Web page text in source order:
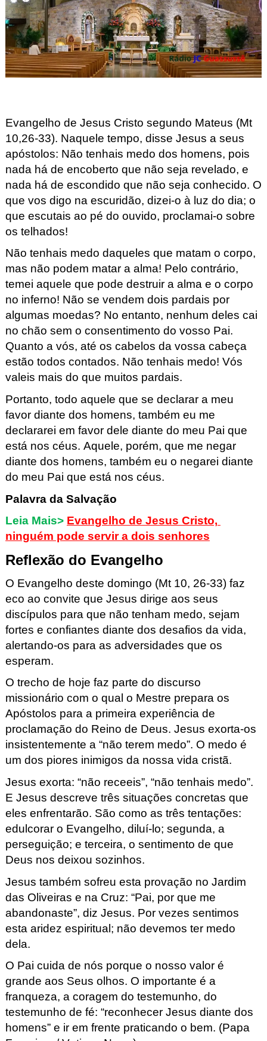
Evangelho de Jesus Cristo segundo Mateus (Mt
10,26-33). Naquele tempo, disse Jesus a seus
apóstolos: Não tenhais medo dos homens, pois
nada há de encoberto que não seja revelado, e
nada há de escondido que não seja conhecido. O
que vos digo na escuridão, dizei-o à luz do dia; o
que escutais ao pé do ouvido, proclamai-o sobre
os telhados!
Não tenhais medo daqueles que matam o corpo,
mas não podem matar a alma! Pelo contrário,
temei aquele que pode destruir a alma e o corpo
no inferno! Não se vendem dois pardais por
algumas moedas? No entanto, nenhum deles cai
no chão sem o consentimento do vosso Pai.
Quanto a vós, até os cabelos da vossa cabeça
estão todos contados. Não tenhais medo! Vós
valeis mais do que muitos pardais.
Portanto, todo aquele que se declarar a meu
favor diante dos homens, também eu me
declararei em favor dele diante do meu Pai que
está nos céus. Aquele, porém, que me negar
diante dos homens, também eu o negarei diante
do meu Pai que está nos céus.
Palavra da Salvação
Leia Mais> Evangelho de Jesus Cristo,
ninguém pode servir a dois senhores
Reflexão do Evangelho
O Evangelho deste domingo (Mt 10, 26-33) faz
eco ao convite que Jesus dirige aos seus
discípulos para que não tenham medo, sejam
fortes e confiantes diante dos desafios da vida,
alertando-os para as adversidades que os
esperam.
O trecho de hoje faz parte do discurso
missionário com o qual o Mestre prepara os
Apóstolos para a primeira experiência de
proclamação do Reino de Deus. Jesus exorta-os
insistentemente a “não terem medo”. O medo é
um dos piores inimigos da nossa vida cristã.
Jesus exorta: “não receeis”, “não tenhais medo”.
E Jesus descreve três situações concretas que
eles enfrentarão. São como as três tentações:
edulcorar o Evangelho, diluí-lo; segunda, a
perseguição; e terceira, o sentimento de que
Deus nos deixou sozinhos.
Jesus também sofreu esta provação no Jardim
das Oliveiras e na Cruz: “Pai, por que me
abandonaste”, diz Jesus. Por vezes sentimos
esta aridez espiritual; não devemos ter medo
dela.
O Pai cuida de nós porque o nosso valor é
grande aos Seus olhos. O importante é a
franqueza, a coragem do testemunho, do
testemunho de fé: “reconhecer Jesus diante dos
homens” e ir em frente praticando o bem. (Papa